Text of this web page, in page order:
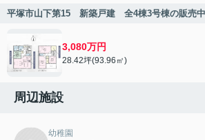
平塚市山下第15 新築戸建 全4棟3号棟の販売
3,080万円
28.42坪(93.96㎡)
周辺施設
幼稚園